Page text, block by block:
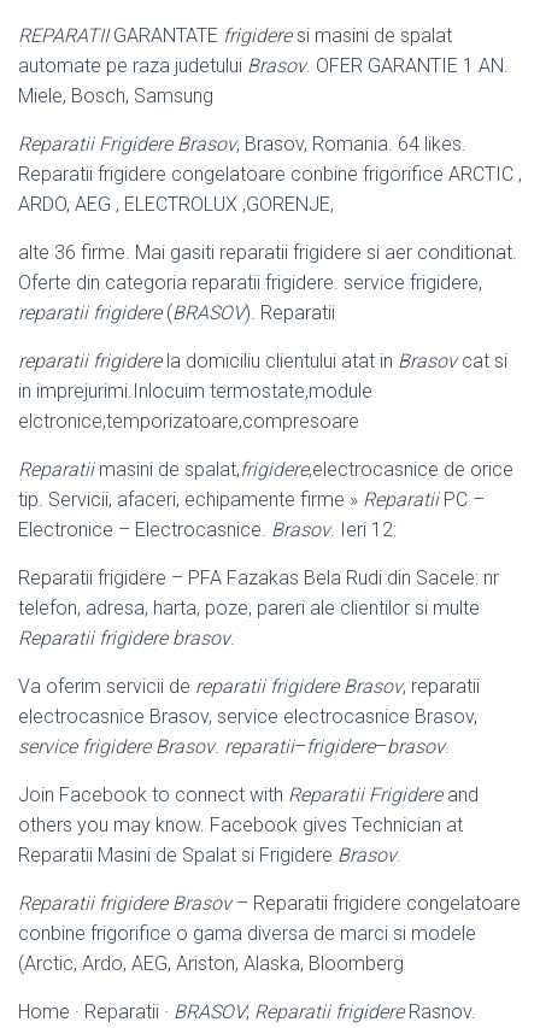
REPARATIIGARANTATE frigideresi masini de spalat
automate pe raza judetului Brasov. OFER GARANTIE 1 AN.
Miele, Bosch, Samsung
Reparatii Frigidere Brasov, Brasov, Romania. 64 likes.
Reparatii frigidere congelatoare conbine frigorifice ARCTIC ,
ARDO, AEG , ELECTROLUX ,GORENJE,
alte 36 firme. Mai gasiti reparatii frigidere si aer conditionat.
Oferte din categoria reparatii frigidere. service frigidere,
reparatii frigidere(BRASOV). Reparatii
reparatii frigiderela domiciliu clientului atat in Brasovcat si
in imprejurimi.Inlocuim termostate,module
elctronice,temporizatoare,compresoare
Reparatiimasini de spalat,frigidere,electrocasnice de orice
tip. Servicii, afaceri, echipamente firme » ReparatiiPC –
Electronice – Electrocasnice. Brasov. Ieri 12:
Reparatii frigidere – PFA Fazakas Bela Rudi din Sacele: nr
telefon, adresa, harta, poze, pareri ale clientilor si multe
Reparatii frigidere brasov.
Va oferim servicii de reparatii frigidere Brasov, reparatii
electrocasnice Brasov, service electrocasnice Brasov,
service frigidere Brasov. reparatii–frigidere–brasov.
Join Facebook to connect with Reparatii Frigidereand
others you may know. Facebook gives Technician at
Reparatii Masini de Spalat si Frigidere Brasov.
Reparatii frigidere Brasov– Reparatii frigidere congelatoare
conbine frigorifice o gama diversa de marci si modele
(Arctic, Ardo, AEG, Ariston, Alaska, Bloomberg
Home · Reparatii · BRASOV; Reparatii frigidereRasnov.